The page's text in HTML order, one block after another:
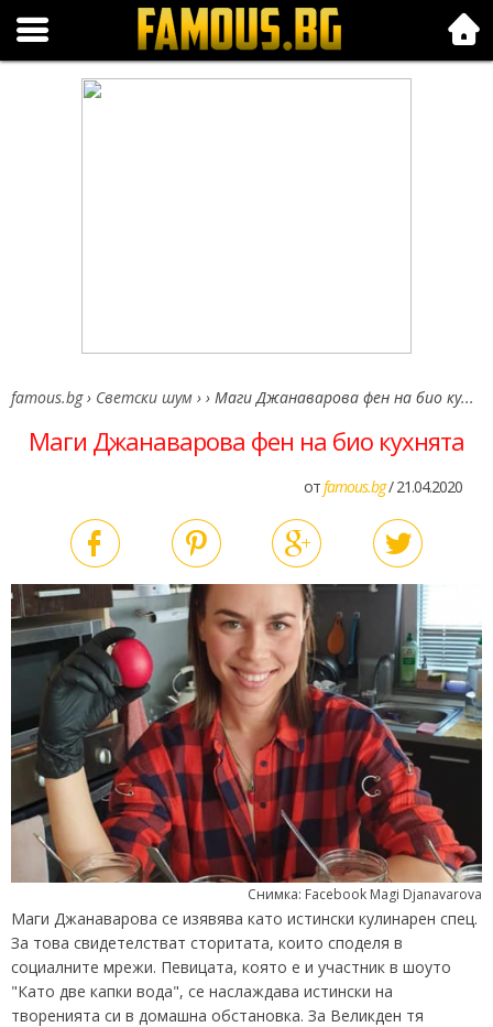
Folk.bg
famous.bg › Светски шум › › Маги Джанаварова фен на био ку...
Маги Джанаварова фен на био кухнята
отfamous.bg/ 21.04.2020
Снимка: Facebook Magi Djanavarova
Маги Джанаварова се изявява като истински кулинарен спец.
За това свидетелстват сторитата, които споделя в
социалните мрежи. Певицата, която е и участник в шоуто
"Като две капки вода", се наслаждава истински на
творенията си в домашна обстановка. За Великден тя